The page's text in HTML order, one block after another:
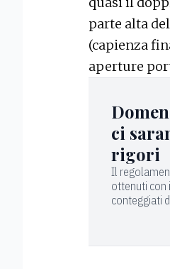
parte alta
(capienza
aperture
ci
rigori
Il
ottenuti con
conteggiati